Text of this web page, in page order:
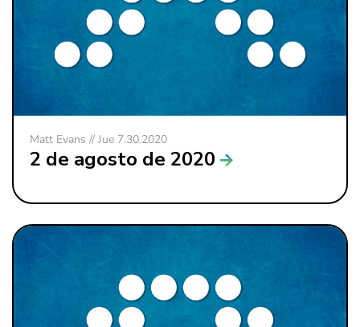
Matt Evans // Jue 7.30.2020
2 de agosto de 2020